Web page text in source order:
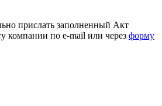
прислать заполненный Акт
компании по e-mail или через форму